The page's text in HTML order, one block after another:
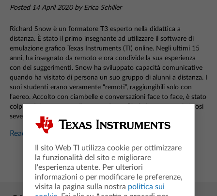
Posted 14 April 2020 by Erica Schiller
Richard Snow è un formatore T3 esperto nella didattica a
distanza. È stato il primo insegnante ad utilizzare il software di
emulazione grafico Texas Instruments (TI) online. Negli ultimi 15
anni, ha insegnato da remoto e ora condivide la sua esperienza
con dei suggerimenti. Snow ha sviluppato capacità comunicative
quando ha visitato di persona un suo gruppo di alunni a distanza. I
suoi studenti erano veramente “remoti”, raggiungibili solo con
l’aereo. Accolto con ciambelle e conversazioni face to face, è stato
colpito dal commento di uno studente: “Dal vivo non sembri così
severo come online.”
Read more...
Il sito Web TI utilizza cookie per ottimizzare
la funzionalità del sito e migliorare
l'esperienza utente. Per ulteriori
informazioni o per modificare le preferenze,
visita la pagina sulla nostra politica sui